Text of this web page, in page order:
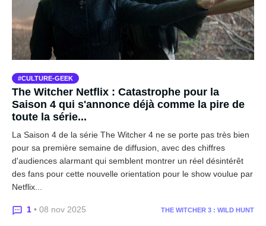
CULTURE-GEEK
The Witcher Netflix : Catastrophe pour la
Saison 4 qui s'annonce déjà comme la pire de
toute la série...
La Saison 4 de la série The Witcher 4 ne se porte pas très bien
pour sa première semaine de diffusion, avec des chiffres
d'audiences alarmant qui semblent montrer un réel désintérêt
des fans pour cette nouvelle orientation pour le show voulue par
Netflix...
1 • 08 nov 2025 THE WITCHER 3 : WILD HUNT